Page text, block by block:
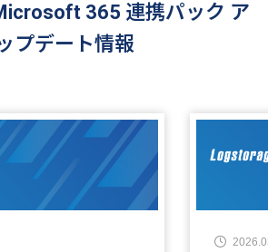
365 連携パック ア
プデート情報